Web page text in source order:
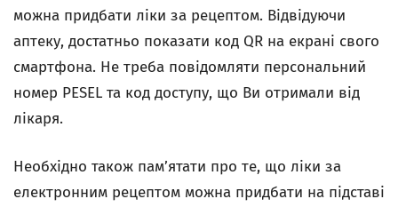
можна придбати ліки за рецептом. Відвідуючи
аптеку, достатньо показати код QR на екрані свого
смартфона. Не треба повідомляти персональний
номер PESEL та код доступу, що Ви отримали від
лікаря.
Необхідно також пам’ятати про те, що ліки за
електронним рецептом можна придбати на підставі